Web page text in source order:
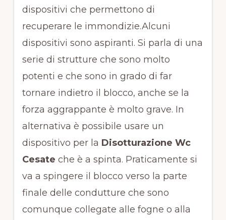
dispositivi che permettono di
recuperare le immondizie.Alcuni
dispositivi sono aspiranti. Si parla di una
serie di strutture che sono molto
potenti e che sono in grado di far
tornare indietro il blocco, anche se la
forza aggrappante è molto grave. In
alternativa è possibile usare un
dispositivo per la Disotturazione Wc
Cesate che è a spinta. Praticamente si
va a spingere il blocco verso la parte
finale delle condutture che sono
comunque collegate alle fogne o alla